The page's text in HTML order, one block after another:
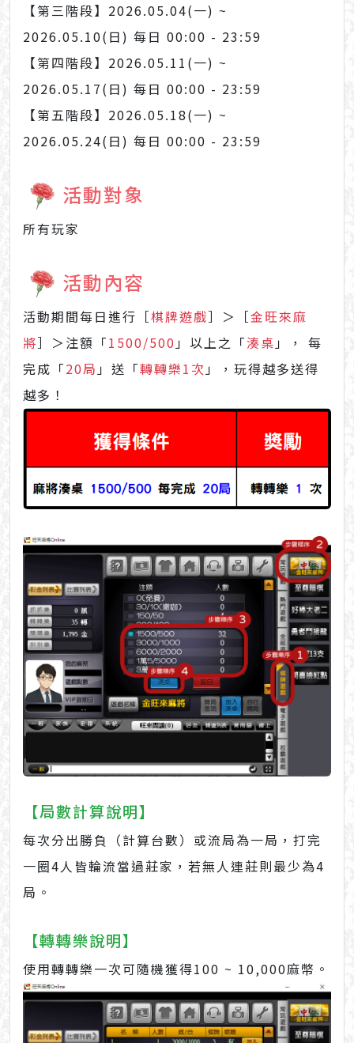
【第三階段】2026.05.04(一) ~
2026.05.10(日) 每日 00:00 - 23:59
【第四階段】2026.05.11(一) ~
2026.05.17(日) 每日 00:00 - 23:59
【第五階段】2026.05.18(一) ~
2026.05.24(日) 每日 00:00 - 23:59
活動對象
所有玩家
活動內容
活動期間每日進行［棋牌遊戲］＞［金旺來麻
將］＞注額「1500/500」以上之「湊桌」， 每
完成「20局」送「轉轉樂1次」，玩得越多送得
越多！
【局數計算說明】
每次分出勝負（計算台數）或流局為一局，打完
一圈4人皆輪流當過莊家，若無人連莊則最少為4
局。
【轉轉樂說明】
使用轉轉樂一次可隨機獲得100 ~ 10,000麻幣。